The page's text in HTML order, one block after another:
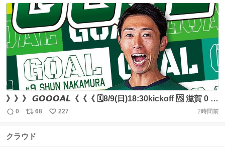
数
ス
数
ね
数
》》》 𝙂𝙊𝙊𝙊𝘼𝙇《《《 🗓8/9(日)18:30kickoff 🆚 滋賀 0 -
2 岐阜 ⚽️ #中村駿 #FC岐阜 #Aimhigh 【広報】
返
数
0
リ
ス
68
い
227 2時間前
クラウド